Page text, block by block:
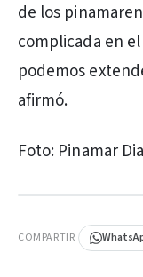
de los
complicada en el
podemos
afirmó.
Foto: Pinamar
COMPARTIR